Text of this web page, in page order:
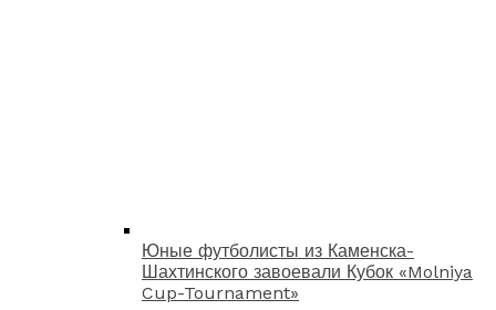
Юные футболисты из Каменска-
Шахтинского завоевали Кубок «Molniya
Cup-Tournament»